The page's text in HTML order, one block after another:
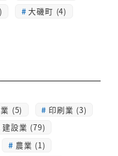
大磯町 (4)
(5)
印刷業 (3)
建設業 (79)
農業 (1)